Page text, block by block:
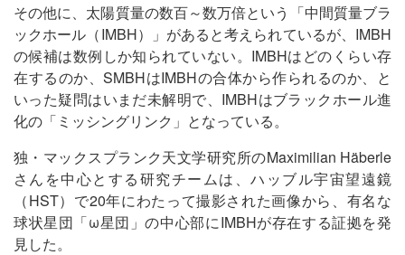
その他に、太陽質量の数百～数万倍という「中間質量ブラ
ックホール（IMBH）」があると考えられているが、IMBH
の候補は数例しか知られていない。IMBHはどのくらい存
在するのか、SMBHはIMBHの合体から作られるのか、と
いった疑問はいまだ未解明で、IMBHはブラックホール進
化の「ミッシングリンク」となっている。
独・マックスプランク天文学研究所のMaximilian Häberle
さんを中心とする研究チームは、ハッブル宇宙望遠鏡
（HST）で20年にわたって撮影された画像から、有名な
球状星団「ω星団」の中心部にIMBHが存在する証拠を発
見した。